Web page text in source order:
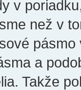
v
než v
a
Takže